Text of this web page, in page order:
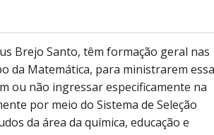
Brejo Santo, têm formação geral nas
da Matemática, para ministrarem
ou não ingressar especificamente na
por meio do Sistema de Seleção
da área da química, educação e